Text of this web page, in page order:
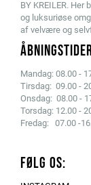
BY KREILER. Her
og luksuriøse
af velvære og
Mandag: 08.00 -
Tirsdag: 09.00 -
Onsdag: 08.00 -
Torsdag: 12.00 -
Fredag: 07.00 -
FØLG OS: